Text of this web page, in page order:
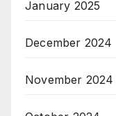
January 2025
December 2024
November 2024